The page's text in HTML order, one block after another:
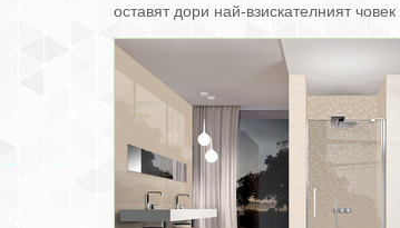
оставят дори най-взискателният